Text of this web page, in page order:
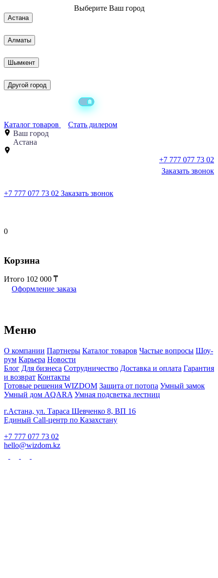
Выберите Ваш город
Астана
Алматы
Шымкент
Другой город
Каталог товаров
Стать дилером
Ваш город
Астана
+7 777 077 73 02
Заказать звонок
+7 777 077 73 02 Заказать звонок
0
Корзина
Итого 102 000
Оформление заказа
Меню
О компании Партнеры Каталог товаров Частые вопросы Шоу-
рум Карьера Новости
Блог Для бизнеса Сотрудничество Доставка и оплата Гарантия
и возврат Контакты
Готовые решения WIZDOM Защита от потопа Умный замок
Умный дом AQARA Умная подсветка лестниц
г.Астана, ул. Тараса Шевченко 8, ВП 16
Единый Call-центр по Казахстану
+7 777 077 73 02
hello@wizdom.kz